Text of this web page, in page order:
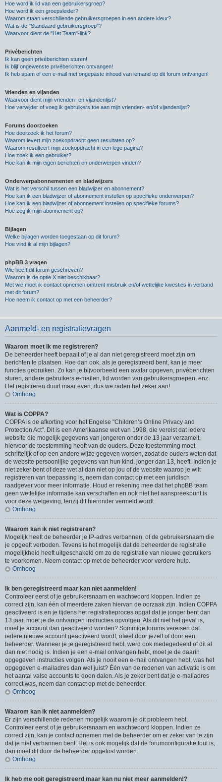
Hoe word ik lid van een gebruikersgroep?
Hoe word ik een groepsleider?
Waarom staan verschillende gebruikersgroepen in een andere kleur?
Wat is de "Standaard gebruikersgroep"?
Waarvoor dient de "Het Team"-link?
Privéberichten
Ik kan geen privéberichten sturen!
Ik blijf ongewenste privéberichten ontvangen!
Ik heb spam of een e-mail met ongepaste inhoud van iemand op dit forum ontvangen!
Vrienden en vijanden
Waarvoor dient mijn vrienden- en vijandenlijst?
Hoe verwijder of voeg ik gebruikers toe aan mijn vrienden- en/of vijandenlijst?
Forums doorzoeken
Hoe doorzoek ik het forum?
Waarom levert mijn zoekopdracht geen resultaten op?
Waarom resulteert mijn zoekopdracht in een lege pagina?
Hoe zoek ik een gebruiker?
Hoe kan ik mijn eigen berichten en onderwerpen vinden?
Onderwerpabonnementen en bladwijzers
Wat is het verschil tussen een bladwijzer en abonnement?
Hoe kan ik een bladwijzer of abonnement instellen op specifieke onderwerpen?
Hoe kan ik een bladwijzer of abonnement instellen op specifieke forums?
Hoe zeg ik mijn abonnement op?
Bijlagen
Welke bijlagen worden toegestaan op dit forum?
Hoe vind ik al mijn bijlagen?
phpBB 3 vragen
Wie heeft dit forum geschreven?
Waarom is de optie X niet beschikbaar?
Met wie moet ik contact opnemen omtrent misbruik en/of wettelijke kwesties in verband
met dit forum?
Hoe neem ik contact op met een beheerder?
Aanmeld- en registratievragen
Waarom moet ik me registreren?
De beheerder heeft bepaalt of je al dan niet geregistreerd moet zijn om
berichten te plaatsen. Hoe dan ook, als je geregistreerd bent, kan je meer
functies gebruiken. Zo kan je bijvoorbeeld een avatar opgeven, privéberichten
sturen, andere gebruikers e-mailen, lid worden van gebruikersgroepen, enz.
Het registreren duurt maar even, dus we raden het zeker aan!
Omhoog
Wat is COPPA?
COPPA is de afkorting voor het Engelse "Children’s Online Privacy and
Protection Act". Dit is een Amerikaanse wet van 1998, die vereist dat iedere
website die mogelijk gegevens van jongeren onder de 13 jaar verzamelt,
hiervoor de toestemming heeft van de ouders. Deze toestemming moet
schriftelijk of op een andere wijze gegeven worden, zodat de ouders weten dat
de website persoonlijke gegevens van hun kind, jonger dan 13, heeft. Indien je
niet zeker bent of deze wet al dan niet op jou of de website waarop je wilt
registreren van toepassing is, neem dan contact op met een juridisch
raadgever voor meer informatie. Houd er rekening mee dat het phpBB team
geen wettelijke informatie kan verschaffen en ook niet het aanspreekpunt is
voor deze wetgeving, tenzij dit hieronder vermeld wordt.
Omhoog
Waarom kan ik niet registreren?
Mogelijk heeft de beheerder je IP-adres verbannen, of de gebruikersnaam die
je opgeeft verboden. Tevens is het mogelijk dat de beheerder de registratie
mogelijkheid heeft uitgeschakeld om zo de registratie van nieuwe gebruikers
te voorkomen. Neem contact op met de beheerder voor verdere hulp.
Omhoog
Ik ben geregistreerd maar kan niet aanmelden!
Controleer eerst of je gebruikersnaam en wachtwoord kloppen. Indien ze
correct zijn, kan één of meerdere zaken hiervan de oorzaak zijn. Indien COPPA
geactiveerd is en je tijdens het registratieproces opgaf dat je jonger bent dan
13 jaar, moet je de ontvangen instructies opvolgen. Als dit niet het geval is,
moet je account dan geactiveerd worden? Sommige forums vereisen dat
iedere nieuwe account geactiveerd wordt, ofwel door jezelf of door een
beheerder. Wanneer je je geregistreerd hebt, werd ook medegedeeld of dit al
dan niet nodig is. Indien je een e-mail ontvangen hebt, moet je de daarin
opgegeven instructies volgen. Als je nooit een e-mail ontvangen hebt, was het
opgegeven e-mailadres dan wel juist? Één van de redenen van activatie is om
het aantal valse accounts te doen dalen. Als je zeker bent dat je e-mailadres
correct was, neem dan contact op met de beheerder.
Omhoog
Waarom kan ik niet aanmelden?
Er zijn verschillende redenen mogelijk waarom je dit probleem hebt.
Controleer eerst of je gebruikersnaam en wachtwoord kloppen. Indien ze
correct zijn, kan je contact opnemen met de beheerder om er zeker van te zijn
dat je niet verbannen bent. Het is ook mogelijk dat de forumconfiguratie fout is,
dan moet dit door de beheerder opgelost worden.
Omhoog
Ik heb me ooit geregistreerd maar kan nu niet meer aanmelden!?